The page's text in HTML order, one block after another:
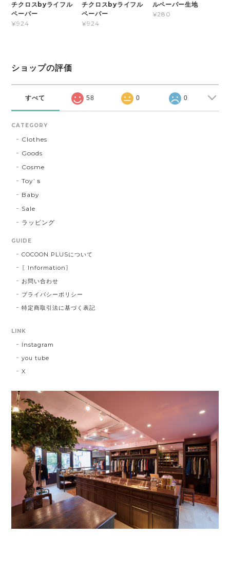
チクロスbyライフル
ペーパー
¥924
チクロスbyライフル
ペーパー
¥924
ルペーパー生地
¥280
ショップの評価
すべて 58 0 0
CATEGORY
Clothes
Goods
Cosme
Toy’ｓ
Baby
Sale
ラッピング
GUIDE
COCOON PLUSについて
〖Information〗
お問い合わせ
プライバシーポリシー
特定商取引法に基づく表記
LINK
Instagram
you tube
X